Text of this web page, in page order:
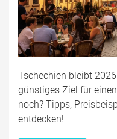
Tschechien bleibt
günstiges Ziel für
noch? Tipps,
entdecken!